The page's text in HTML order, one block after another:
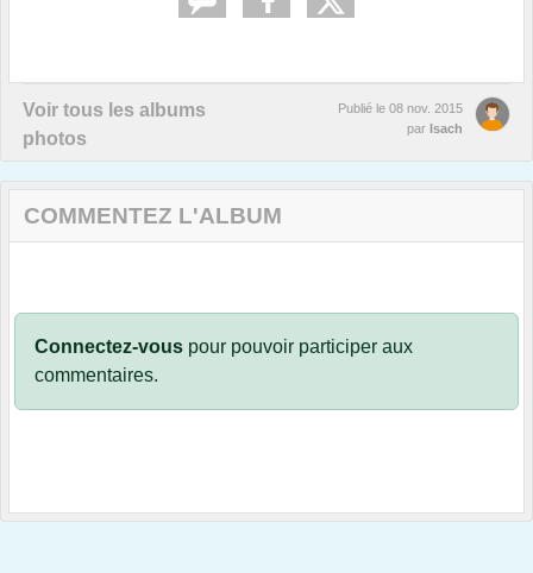
Voir tous les albums
photos
Publié le 08 nov. 2015
par Isach
COMMENTEZ L'ALBUM
Connectez-vous pour pouvoir participer aux
commentaires.